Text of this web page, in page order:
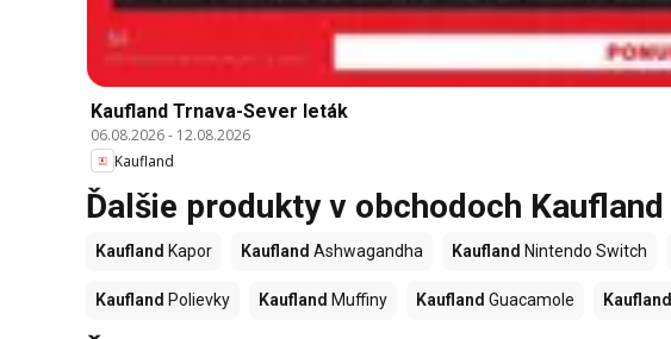
Kaufland Trnava-Sever leták
06.08.2026- 12.08.2026
Kaufland
Ďalšie produkty v obchodoch Kaufland
Kaufland Kapor Kaufland Ashwagandha Kaufland Nintendo Switch
Kaufland Polievky Kaufland Muffiny Kaufland Guacamole Kaufland